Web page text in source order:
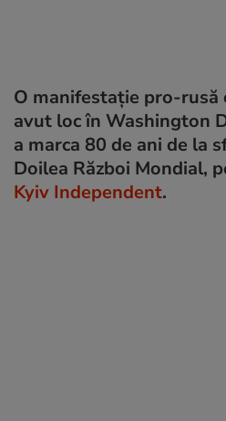
O manifestație pro-rusă
avut loc în Washington
a marca 80 de ani de la
Doilea Război Mondial,
Kyiv Independent.